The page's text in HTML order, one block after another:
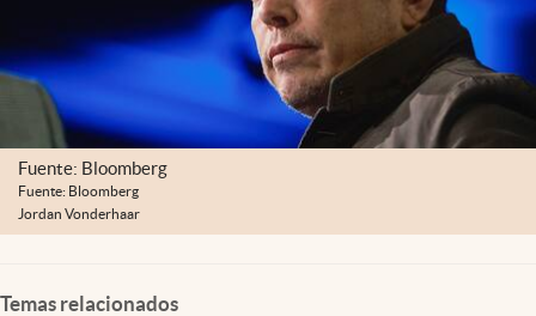
Fuente: Bloomberg
Fuente: Bloomberg
Jordan Vonderhaar
Temas relacionados